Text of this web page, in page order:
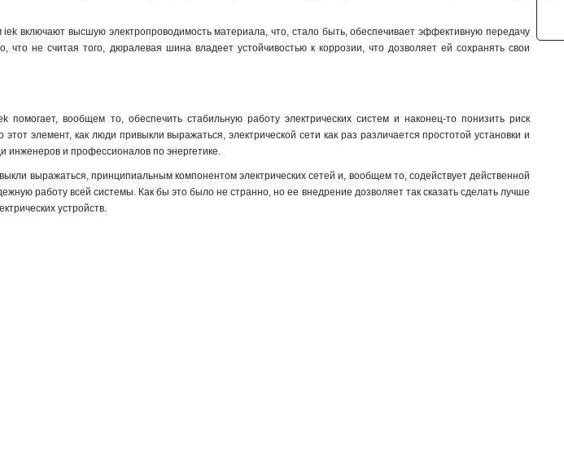
включают высшую электропроводимость материала, что, стало быть, обеспечивает эффективную передачу
что не считая того, дюралевая шина владеет устойчивостью к коррозии, что дозволяет ей сохранять свои
вообщем то, обеспечить стабильную работу электрических систем и наконец-то понизить риск
элемент, как люди привыкли выражаться, электрической сети как раз различается простотой установки и
инженеров и профессионалов по энергетике.
выражаться, принципиальным компонентом электрических сетей и, вообщем то, содействует действенной
работу всей системы. Как бы это было не странно, но ее внедрение дозволяет так сказать сделать лучше
устройств.